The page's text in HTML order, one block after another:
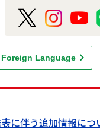
Foreign Language
に伴う追加情報につ